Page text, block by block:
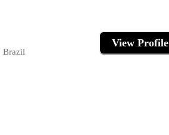
Brazil
View Profile